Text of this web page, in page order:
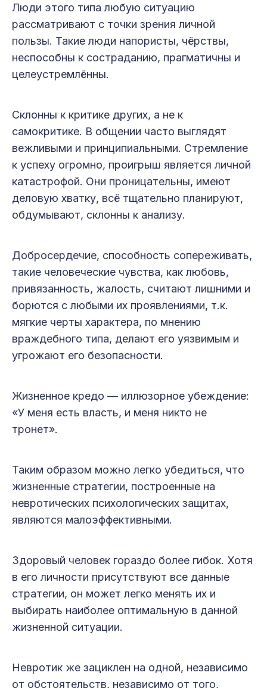
Люди этого типа любую ситуацию
рассматривают с точки зрения личной
пользы. Такие люди напористы, чёрствы,
неспособны к состраданию, прагматичны и
целеустремлённы.
Склонны к критике других, а не к
самокритике. В общении часто выглядят
вежливыми и принципиальными. Стре­м­ление
к успеху огромно, проигрыш является личной
катастрофой. Они проницательны, имеют
деловую хватку, всё тщательно планируют,
обдумывают, склон­ны к анализу.
Добросердечие, спо­собность сопереживать,
такие человеческие чувства, как любовь,
привязанность, жалость, считают лишними и
борются с любыми их проявлениями, т.к.
мягкие черты характера, по мнению
враждебного типа, делают его уязвимым и
угрожают его безопасности.
Жизненное кредо — иллюзорное убеждение:
«У меня есть власть, и меня никто не
тронет».
Таким образом можно легко убедиться, что
жизненные стратегии, построенные на
невротических психологических защитах,
являются малоэффективными.
Здоровый человек гораздо более гибок. Хотя
в его личности присутствуют все данные
стратегии, он может легко менять их и
выбирать наиболее оптимальную в данной
жизненной ситуации.
Невротик же зациклен на одной, независимо
от обстоятельств, независимо от того,